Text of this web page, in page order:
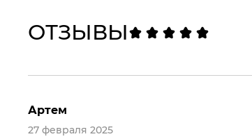
ОТЗЫВЫ
Артем
27 февраля 2025